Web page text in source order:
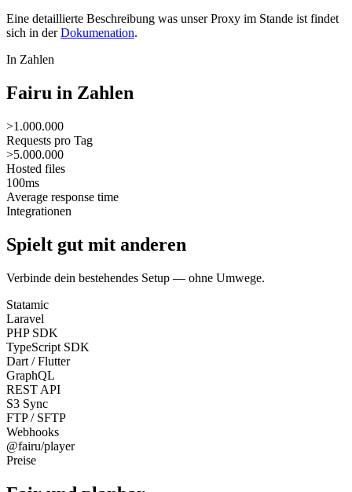
Eine detaillierte Beschreibung was unser Proxy im Stande ist findet
sich in derDokumenation.
In Zahlen
Fairu in Zahlen
>1.000.000
Requests pro Tag
>5.000.000
Hosted files
100ms
Average response time
Integrationen
Spielt gut mit anderen
Verbinde dein bestehendes Setup — ohne Umwege.
Statamic
Laravel
PHP SDK
TypeScript SDK
Dart / Flutter
GraphQL
REST API
S3 Sync
FTP / SFTP
Webhooks
@fairu/player
Preise